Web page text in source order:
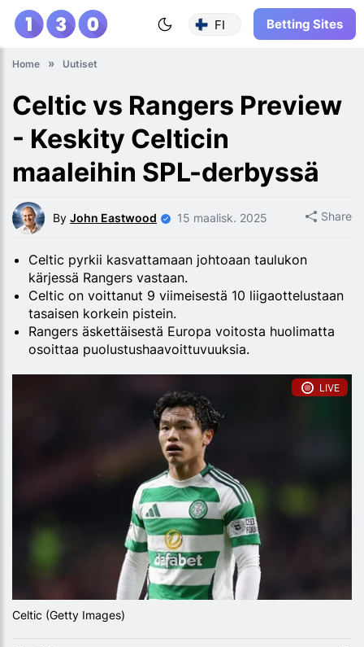
FI Betting Sites
Home Uutiset
Celtic vs Rangers Preview
- Keskity Celticin
maaleihin SPL-derbyssä
By John Eastwood 15 maalisk. 2025 Share
Celtic pyrkii kasvattamaan johtoaan taulukon
kärjessä Rangers vastaan.
Celtic on voittanut 9 viimeisestä 10 liigaottelustaan
tasaisen korkein pistein.
Rangers äskettäisestä Europa voitosta huolimatta
osoittaa puolustushaavoittuvuuksia.
LIVE
Celtic (Getty Images)